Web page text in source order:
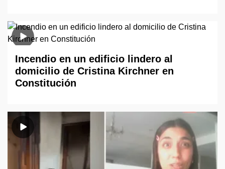
Incendio en un edificio lindero al
domicilio de Cristina Kirchner en
Constitución